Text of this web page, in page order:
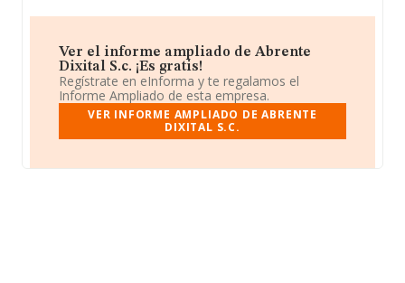
Ver el informe ampliado de Abrente
Dixital S.c. ¡Es gratis!
Regístrate en eInforma y te regalamos el
Informe Ampliado de esta empresa.
VER INFORME AMPLIADO DE ABRENTE
DIXITAL S.C.